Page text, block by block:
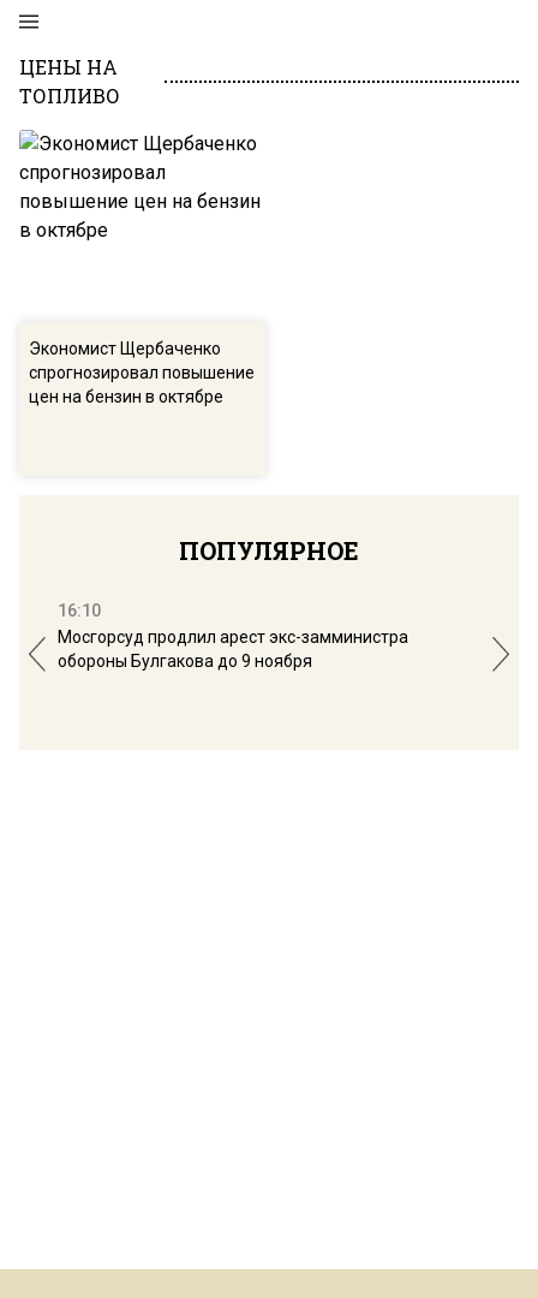
ЦЕНЫ НА
ТОПЛИВО
Экономист Щербаченко
спрогнозировал повышение
цен на бензин в октябре
ПОПУЛЯРНОЕ
16:10
Мосгорсуд продлил арест экс-замминистра
обороны Булгакова до 9 ноября